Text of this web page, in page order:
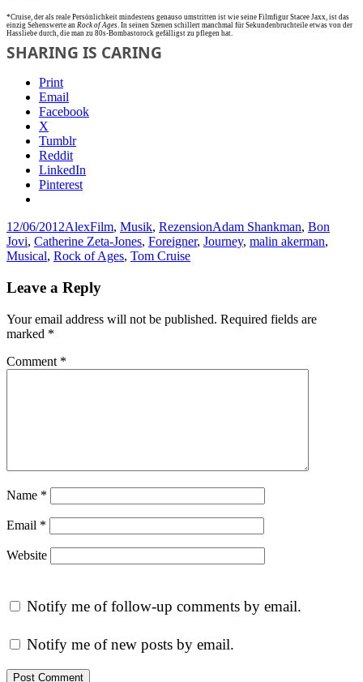
*Cruise, der als reale Persönlichkeit mindestens genauso umstritten ist wie seine Filmfigur Stacee Jaxx, ist das
einzig Sehenswerte an Rock of Ages . In seinen Szenen schillert manchmal für Sekundenbruchteile etwas von der
Hassliebe durch, die man zu 80s-Bombastorock gefälligst zu pflegen hat.
SHARING IS CARING
Print
Email
Facebook
X
Tumblr
Reddit
LinkedIn
Pinterest
Posted
on
12/06/2012Author
AlexCategories
Film, Musik, RezensionTags
Adam Shankman, Bon
Jovi, Catherine Zeta-Jones, Foreigner, Journey, malin akerman,
Musical, Rock of Ages, Tom Cruise
Leave a Reply
Your email address will not be published. Required fields are
marked *
Comment *
Name *
Email *
Website
Notify me of follow-up comments by email.
Notify me of new posts by email.